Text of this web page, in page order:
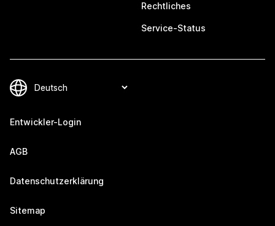
Rechtliches
Service-Status
Entwickler-Login
AGB
Datenschutzerklärung
Sitemap